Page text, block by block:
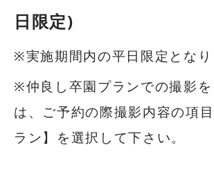
日限定)
※実施期間内の平日限定となり
※仲良し卒園プランでの撮影
は、ご予約の際撮影内容の項
ラン】を選択して下さい。